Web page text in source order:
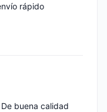
rápido
buena calidad